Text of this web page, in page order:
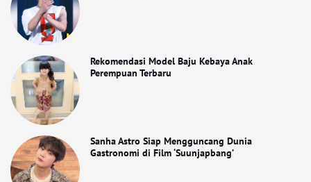
Rekomendasi Model Baju Kebaya Anak
Perempuan Terbaru
Sanha Astro Siap Mengguncang Dunia
Gastronomi di Film ‘Suunjapbang’